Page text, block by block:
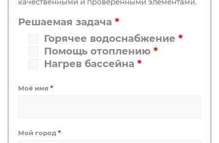
Решаемая задача *
Горячее водоснабжение *
Помощь отоплению *
Нагрев бассейна *
Моё имя *
Мой город *